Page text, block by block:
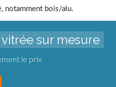
notamment bois/alu.